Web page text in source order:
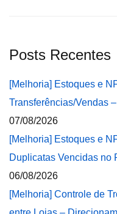
Posts Recentes
[Melhoria] Estoques e
Transferências/Vendas
07/08/2026
[Melhoria] Estoques e
Duplicatas Vencidas no
06/08/2026
[Melhoria] Controle de